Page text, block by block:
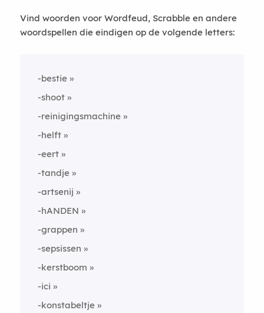
Vind woorden voor Wordfeud, Scrabble en andere
woordspellen die eindigen op de volgende letters:
-bestie
-shoot
-reinigingsmachine
-helft
-eert
-tandje
-artsenij
-hANDEN
-grappen
-sepsissen
-kerstboom
-ici
-konstabeltje